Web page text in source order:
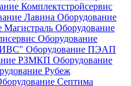
Комплектстройсервис
Лавина Оборудование
Магистраль Оборудование
Оборудование
Оборудование ПЭАП
РЗМКП Оборудование
Рубеж
Септима